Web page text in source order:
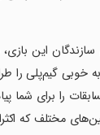
این
خوبی گیم‌پلی را
را برای شما
مختلف که